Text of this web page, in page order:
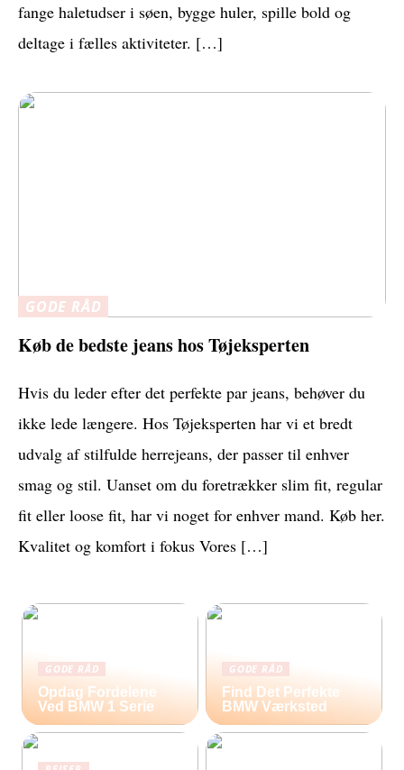
fange haletudser i søen, bygge huler, spille bold og
deltage i fælles aktiviteter. […]
GODE RÅD
Køb de bedste jeans hos Tøjeksperten
Hvis du leder efter det perfekte par jeans, behøver du
ikke lede længere. Hos Tøjeksperten har vi et bredt
udvalg af stilfulde herrejeans, der passer til enhver
smag og stil. Uanset om du foretrækker slim fit, regular
fit eller loose fit, har vi noget for enhver mand. Køb her.
Kvalitet og komfort i fokus Vores […]
GODE RÅD
Opdag Fordelene
Ved BMW 1 Serie
GODE RÅD
Find Det Perfekte
BMW Værksted